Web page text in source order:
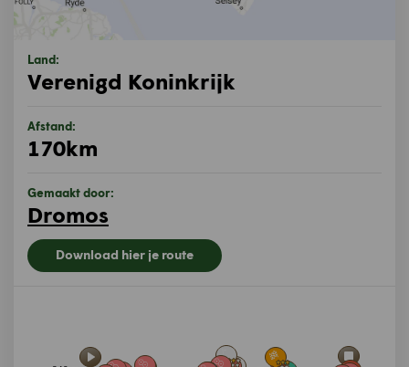
Land:
Verenigd Koninkrijk
Afstand:
170km
Gemaakt door:
Dromos
Download hier je route